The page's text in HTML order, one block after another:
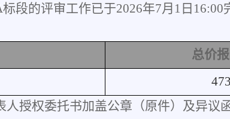
标段的评审工作已于2026年7月 1 日 16:00
总价
授权委托书加盖公章（原件）及异议